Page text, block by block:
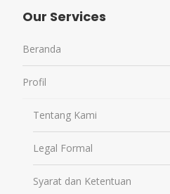
Our Services
Beranda
Profil
Tentang Kami
Legal Formal
Syarat dan Ketentuan